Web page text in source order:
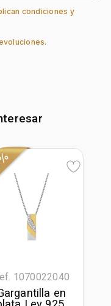
condiciones y
1070022040
en